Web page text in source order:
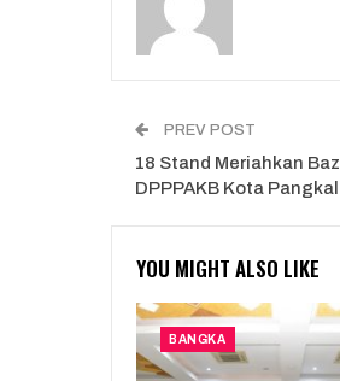
PREV POST
18 Stand Meriahkan
DPPPAKB Kota
YOU MIGHT ALSO LIKE
BANGKA